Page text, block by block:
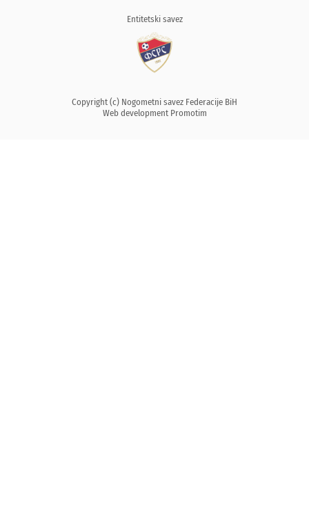
Entitetski savez
Copyright (c) Nogometni savez Federacije BiH
Web development Promotim